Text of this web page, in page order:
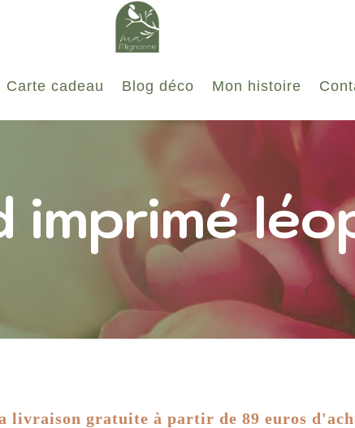
Carte cadeau Blog déco Mon histoire
imprimé
livraison gratuite à partir de 89 euros